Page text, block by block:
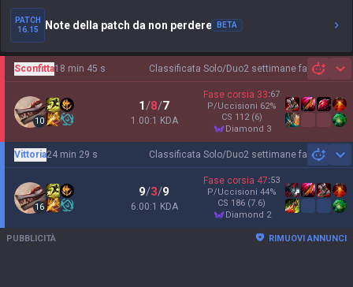
PATCH
16.15
Note della patch da non perdere BETA
Classificata Solo/Duo2 settimane fa
Sconfitta18 min 45 s
10
1/8/7
1.00:1 KDA
Fase corsia 33:67
P/Uccisioni 62%
CS 112 (6)
diamond 3
Classificata Solo/Duo2 settimane fa
Vittoria24 min 29 s
16
9/3/9
6.00:1 KDA
Fase corsia 47:53
P/Uccisioni 44%
CS 186 (7.6)
diamond 2
PUBBLICITÀ RIMUOVI ANNUNCI